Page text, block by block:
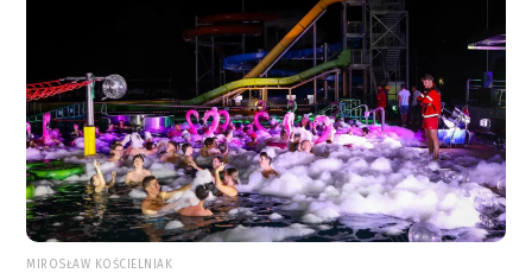
MIROSŁAW KOŚCIELNIAK